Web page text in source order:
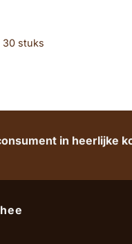
30 stuks
in heerlijke